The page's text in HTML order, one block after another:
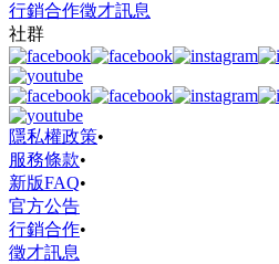
行銷合作徵才訊息
社群
隱私權政策•
服務條款•
新版FAQ•
官方公告
行銷合作•
徵才訊息